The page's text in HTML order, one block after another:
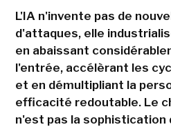
L'IA n'invente pas de
d'attaques, elle
en abaissant
l'entrée, accélèrant les
et en démultipliant la
efficacité redoutable. Le
n'est pas la sophistication